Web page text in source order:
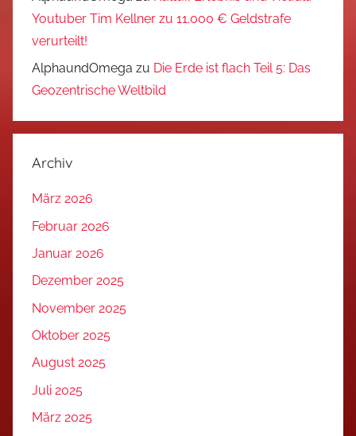
Youtuber Tim Kellner zu 11.000 € Geldstrafe
verurteilt!
AlphaundOmega zu Die Erde ist flach Teil 5: Das
Geozentrische Weltbild
Archiv
März 2026
Februar 2026
Januar 2026
Dezember 2025
November 2025
Oktober 2025
August 2025
Juli 2025
März 2025